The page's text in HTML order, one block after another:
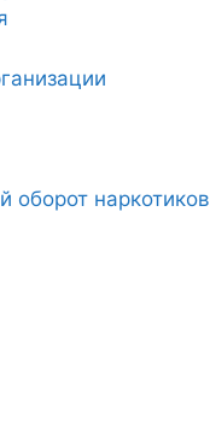
оборот наркотиков